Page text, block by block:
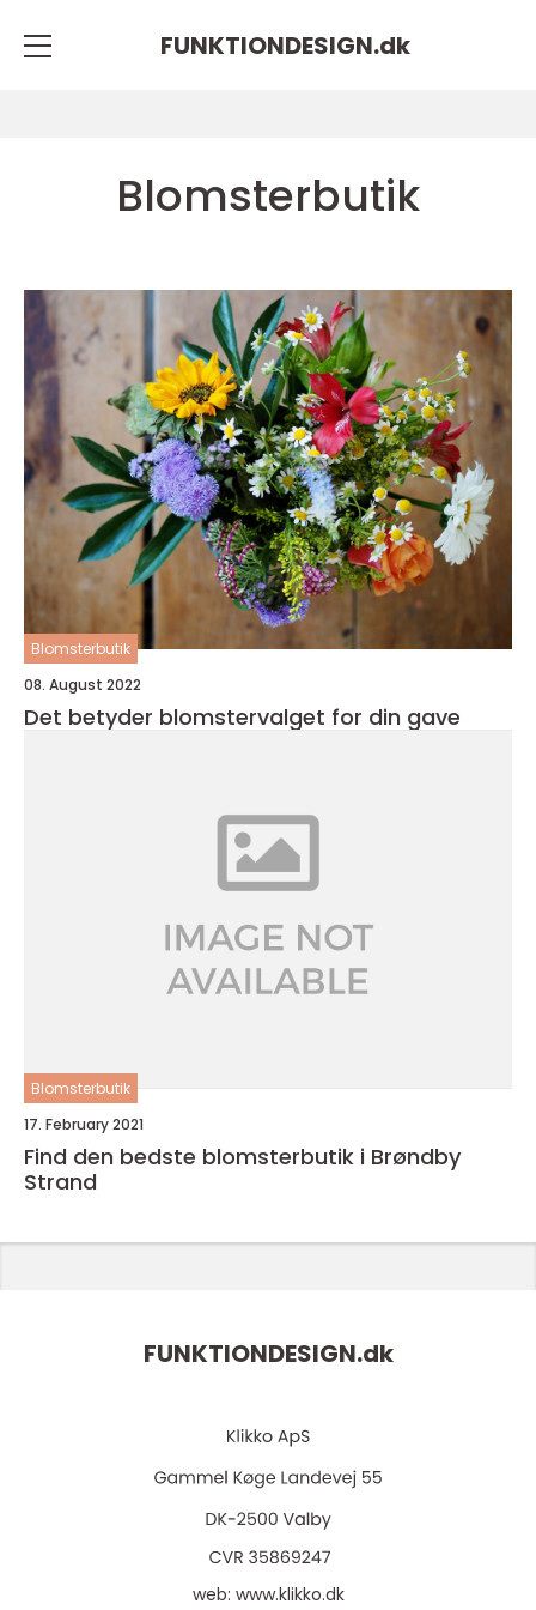
FUNKTIONDESIGN.dk
Blomsterbutik
Blomsterbutik
08. August 2022
Det betyder blomstervalget for din gave
Blomsterbutik
17. February 2021
Find den bedste blomsterbutik i Brøndby
Strand
FUNKTIONDESIGN.dk
web: www.klikko.dk